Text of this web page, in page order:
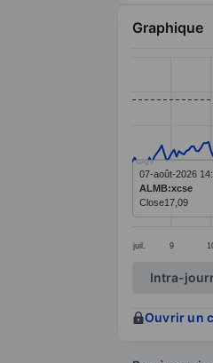
Graphique
Line chart
The chart
The chart
juil. 9
07-août-2026
ALMB:xcse
Close17,09
End of
Intra-
Ouvrir un